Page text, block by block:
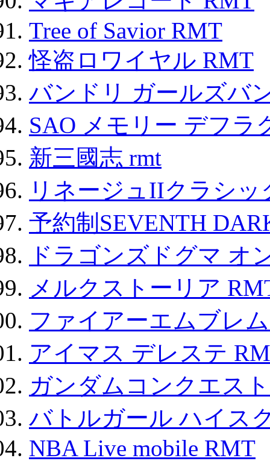
Tree of Savior RMT
怪盗ロワイヤル RMT
バンドリ ガールズバ
SAO メモリー デフラ
新三國志 rmt
リネージュIIクラシ
予約制SEVENTH
ドラゴンズドグマ オ
メルクストーリア
ファイアーエムブレ
アイマス デレステ
ガンダムコンクエスト
バトルガール ハイス
NBA Live mobile RMT